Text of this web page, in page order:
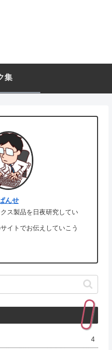
集
んせ
ス製品を日夜研究してい
イトでお伝えしていこう
4